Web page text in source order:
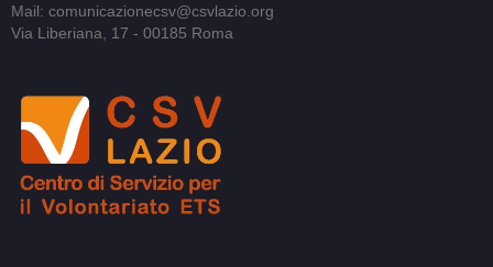
Mail: comunicazionecsv@csvlazio.org
Via Liberiana, 17 - 00185 Roma